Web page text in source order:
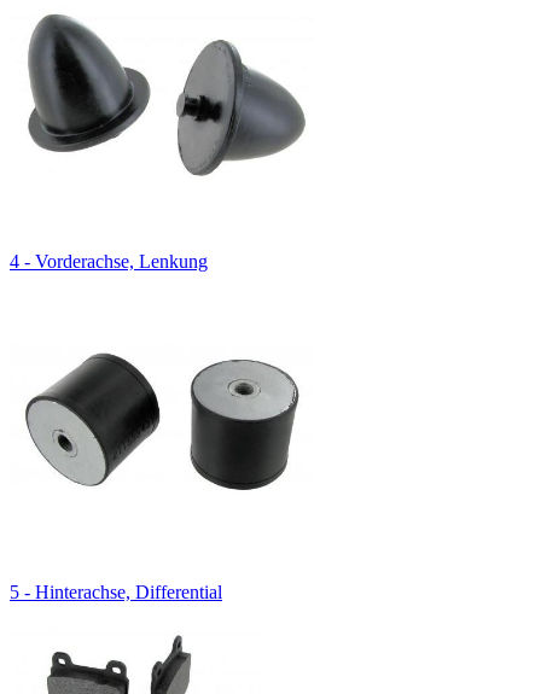
4 - Vorderachse, Lenkung
5 - Hinterachse, Differential